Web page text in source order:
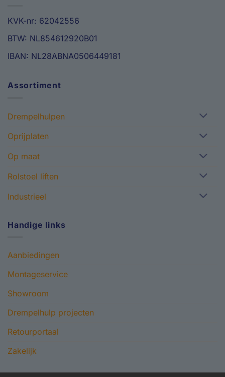
KVK-nr: 62042556
BTW: NL854612920B01
IBAN: NL28ABNA0506449181
Assortiment
Drempelhulpen
Oprijplaten
Op maat
Rolstoel liften
Industrieel
Handige links
Aanbiedingen
Montageservice
Showroom
Drempelhulp projecten
Retourportaal
Zakelijk